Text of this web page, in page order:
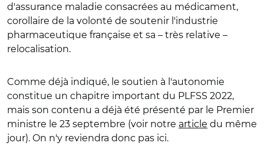
d'assurance maladie consacrées au médicament,
corollaire de la volonté de soutenir l'industrie
pharmaceutique française et sa – très relative –
relocalisation.
Comme déjà indiqué, le soutien à l'autonomie
constitue un chapitre important du PLFSS 2022,
mais son contenu a déjà été présenté par le Premier
ministre le 23 septembre (voir notre article du même
jour). On n'y reviendra donc pas ici.